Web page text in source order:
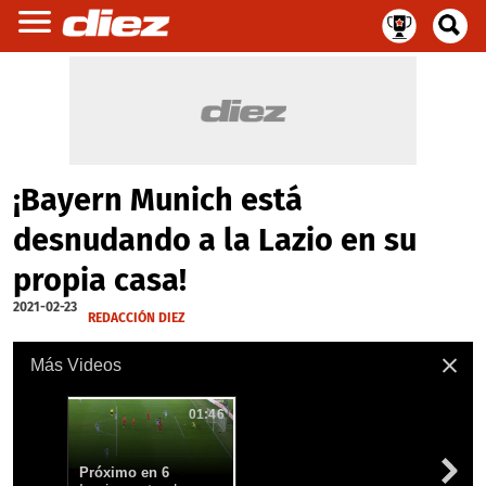
¡Bayern Munich está
desnudando a la Lazio en su
propia casa!
2021-02-23
REDACCIÓN DIEZ
Más Videos
01:46
Próximo en 4